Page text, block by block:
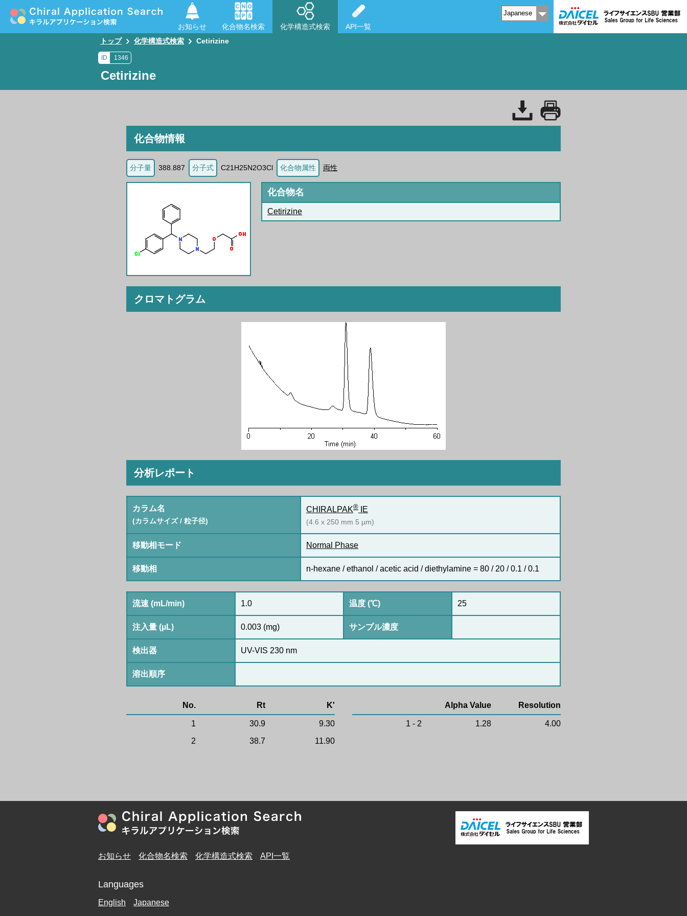
お知らせ 化合物名検索 化学構造式検索
API一覧
トップ
化学構造式検索 Cetirizine
ID 1346
Cetirizine
化合物情報
分子量 388.887 分子式 C21H25N2O3Cl 化合物属性 両性
化合物名
Cetirizine
クロマトグラム
分析レポート
カラム名
(カラムサイズ / 粒子径)
CHIRALPAK® IE
(4.6 x 250 mm 5 µm)
移動相モード Normal Phase
移動相 n-hexane / ethanol / acetic acid / diethylamine = 80 / 20 / 0.1 / 0.1
流速 (mL/min) 1.0 温度 (℃) 25
注入量 (µL) 0.003 (mg) サンプル濃度
検出器 UV-VIS 230 nm
溶出順序
No. Rt K'
1 30.9
9.30
2
38.7 11.90
Alpha Value Resolution
1 - 2 1.28 4.00
お知らせ 化合物名検索 化学構造式検索 API一覧
Languages
English Japanese